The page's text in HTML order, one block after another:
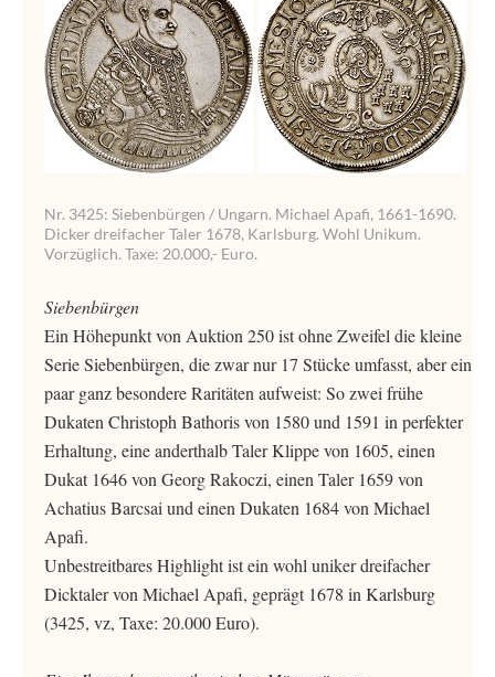
Nr. 3425: Siebenbürgen / Ungarn. Michael Apafi, 1661-1690.
Dicker dreifacher Taler 1678, Karlsburg. Wohl Unikum.
Vorzüglich. Taxe: 20.000,- Euro.
Siebenbürgen
Ein Höhepunkt von Auktion 250 ist ohne Zweifel die kleine
Serie Siebenbürgen, die zwar nur 17 Stücke umfasst, aber ein
paar ganz besondere Raritäten aufweist: So zwei frühe
Dukaten Christoph Bathoris von 1580 und 1591 in perfekter
Erhaltung, eine anderthalb Taler Klippe von 1605, einen
Dukat 1646 von Georg Rakoczi, einen Taler 1659 von
Achatius Barcsai und einen Dukaten 1684 von Michael
Apafi.
Unbestreitbares Highlight ist ein wohl uniker dreifacher
Dicktaler von Michael Apafi, geprägt 1678 in Karlsburg
(3425, vz, Taxe: 20.000 Euro).